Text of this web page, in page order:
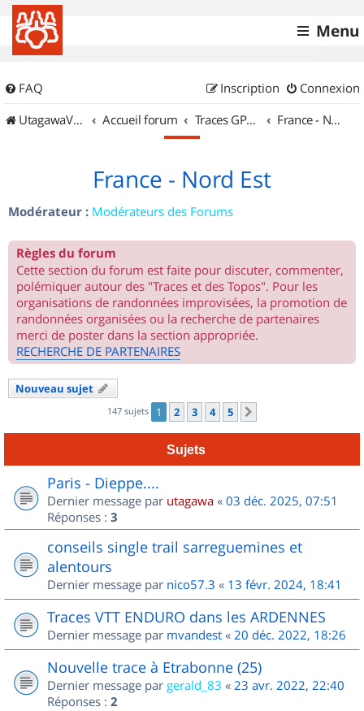
Menu
FAQ Connexion
Inscription
UtagawaVTT (Randos VTT et VTTAE avec traces GPS)
Accueil forum Traces GPS de randos VTT France - Nord Est
France - Nord Est
Modérateur : Modérateurs des Forums
Règles du forum
Cette section du forum est faite pour discuter, commenter,
polémiquer autour des "Traces et des Topos". Pour les
organisations de randonnées improvisées, la promotion de
randonnées organisées ou la recherche de partenaires
merci de poster dans la section appropriée.
RECHERCHE DE PARTENAIRES
Nouveau sujet
147 sujets 1 2 3 4 5
Sujets
Paris - Dieppe....
Dernier message par utagawa « 03 déc. 2025, 07:51
Réponses : 3
conseils single trail sarreguemines et
alentours
Dernier message par nico57.3 « 13 févr. 2024, 18:41
Traces VTT ENDURO dans les ARDENNES
Dernier message par mvandest « 20 déc. 2022, 18:26
Nouvelle trace à Etrabonne (25)
Dernier message par gerald_83 « 23 avr. 2022, 22:40
Réponses : 2